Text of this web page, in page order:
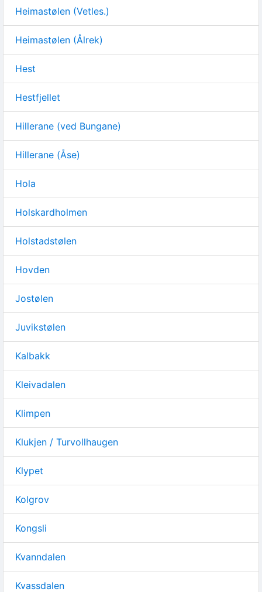
Heimastølen (Vetles.)
Heimastølen (Ålrek)
Hest
Hestfjellet
Hillerane (ved Bungane)
Hillerane (Åse)
Hola
Holskardholmen
Holstadstølen
Hovden
Jostølen
Juvikstølen
Kalbakk
Kleivadalen
Klimpen
Klukjen / Turvollhaugen
Klypet
Kolgrov
Kongsli
Kvanndalen
Kvassdalen